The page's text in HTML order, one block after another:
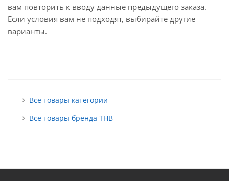
вам повторить к вводу данные предыдущего заказа.
Если условия вам не подходят, выбирайте другие
варианты.
Все товары категории
Все товары бренда ТНВ